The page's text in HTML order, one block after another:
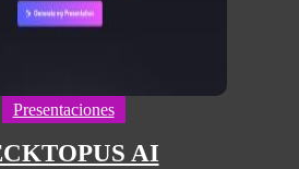
Presentaciones
AI